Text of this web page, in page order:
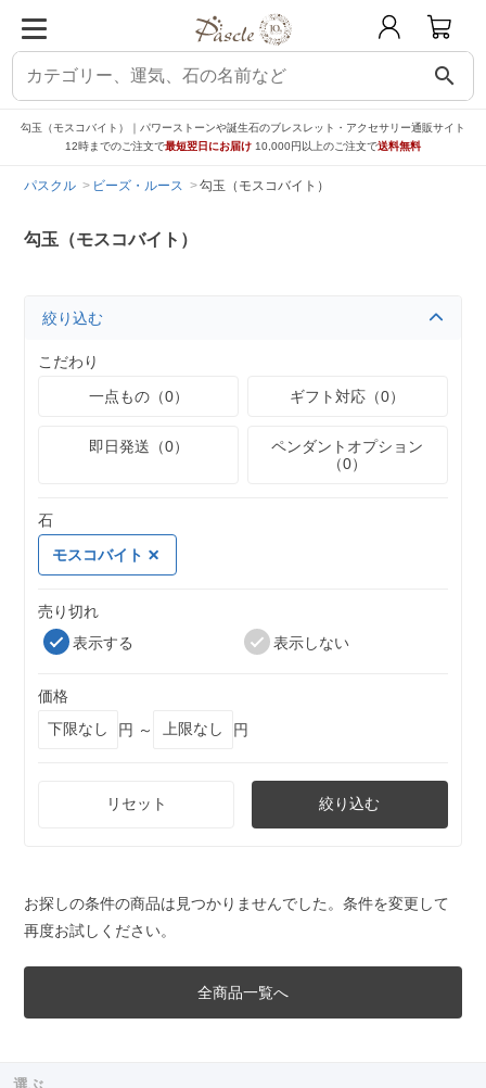
search
勾玉（モスコバイト）｜パワーストーンや誕生石のブレスレット・アクセサリー通販サイト
12時までのご注文で最短翌日にお届け 10,000円以上のご注文で送料無料
パスクル ビーズ・ルース 勾玉（モスコバイト）
勾玉（モスコバイト）
絞り込む
こだわり
一点もの（0）
ギフト対応（0）
即日発送（0）
ペンダントオプション
（0）
石
モスコバイト
売り切れ
表示する
表示しない
価格
円 ～
円
リセット 絞り込む
お探しの条件の商品は見つかりませんでした。条件を変更して
再度お試しください。
全商品一覧へ